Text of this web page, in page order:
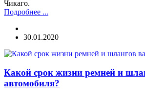
Чикаго.
Подробнее ...
30.01.2020
Какой срок жизни ремней и
автомобиля?